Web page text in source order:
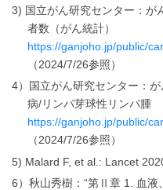
3) 国立がん研究センター：
者数（がん統計）
https://ganjoho.jp/public/
（2024/7/26参照）
4）国立がん研究センター：
病/リンパ芽球性リンパ腫
https://ganjoho.jp/public/
（2024/7/26参照）
5) Malard F, et al.: Lancet
6）秋山秀樹：“第Ⅱ章 1. 血液